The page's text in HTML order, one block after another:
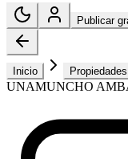
Publicar
Inicio Propiedades
UNAMUNCHO